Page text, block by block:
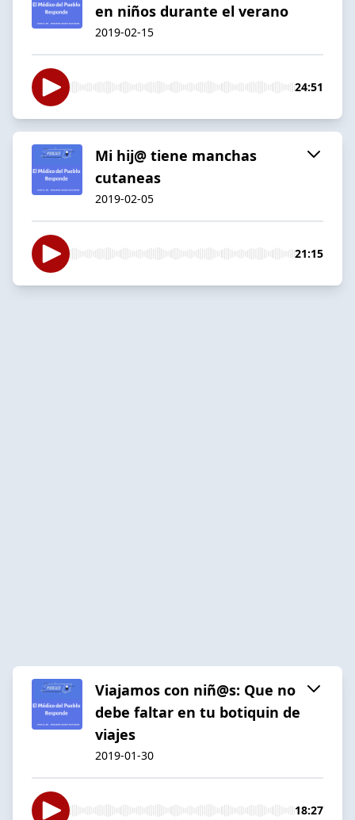
en niños durante el verano
2019-02-15
24:51
Mi hij@ tiene manchas
cutaneas
2019-02-05
21:15
Viajamos con niñ@s: Que no
debe faltar en tu botiquin de
viajes
2019-01-30
18:27